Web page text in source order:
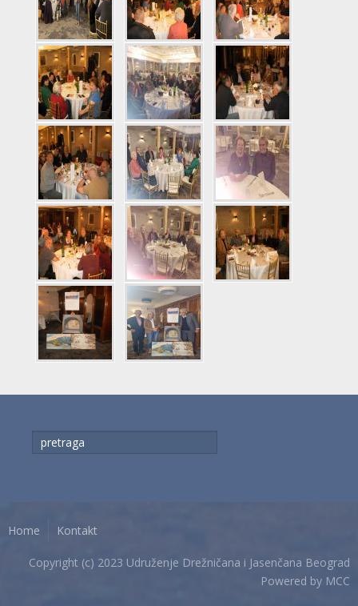
traži...
Home Kontakt
Copyright (c) 2023 Udruženje Drežničana i Jasenčana Beograd
Powered by MCC